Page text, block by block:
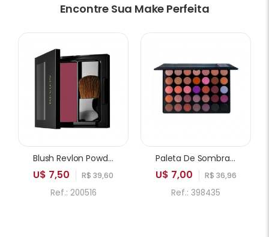
Encontre Sua Make Perfeita
Blush Revlon Powder 005 Playfull
U$ 7,50 R$ 39,60
Ref.: 200516
Paleta De Sombras ICANDY Sweetie Cake 35A 35 Cores
U$ 7,00 R$ 36,96
Ref.: 398435